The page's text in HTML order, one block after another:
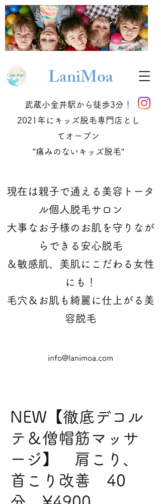
武蔵小金井駅から徒歩3分！
2021年にキッズ脱毛専門店とし
てオープン
​”痛みのないキッズ脱毛”
LaniMoa
現在は親子で通える美容トータ
ル個人脱毛サロン
大事なお子様のお肌を守りなが
らできる安心脱毛
＆敏感肌、美肌にこだわる女性
にも！
​毛穴＆お肌も綺麗に仕上がる美
容脱毛
info@lanimoa.com
NEW【徹底デコル
テ＆僧帽筋マッサ
ージ】 肩こり、
首こり改善 40